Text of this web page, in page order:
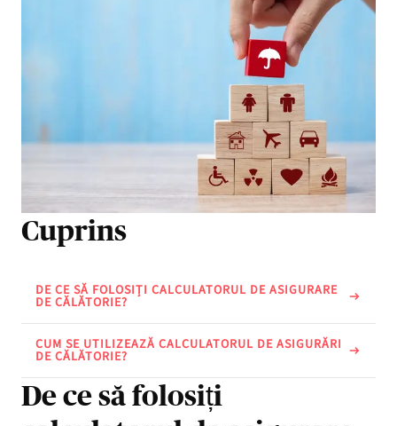
Cuprins
DE CE SĂ FOLOSIȚI CALCULATORUL DE ASIGURARE
DE CĂLĂTORIE?
CUM SE UTILIZEAZĂ CALCULATORUL DE ASIGURĂRI
DE CĂLĂTORIE?
De ce să folosiți